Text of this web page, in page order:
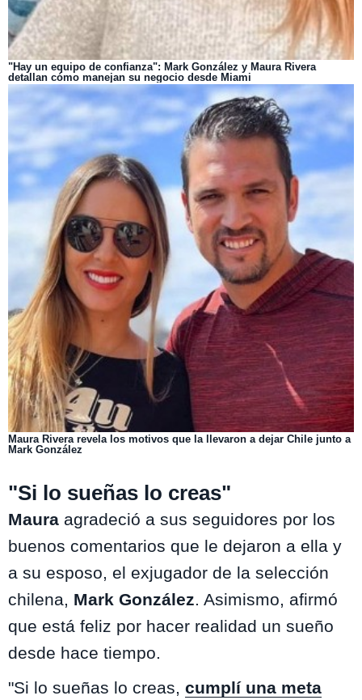
"Hay un equipo de confianza": Mark González y Maura Rivera
detallan cómo manejan su negocio desde Miami
Maura Rivera revela los motivos que la llevaron a dejar Chile junto a
Mark González
"Si lo sueñas lo creas"
Maura agradeció a sus seguidores por los
buenos comentarios que le dejaron a ella y
a su esposo, el exjugador de la selección
chilena, Mark González. Asimismo, afirmó
que está feliz por hacer realidad un sueño
desde hace tiempo.
"Si lo sueñas lo creas, cumplí una meta